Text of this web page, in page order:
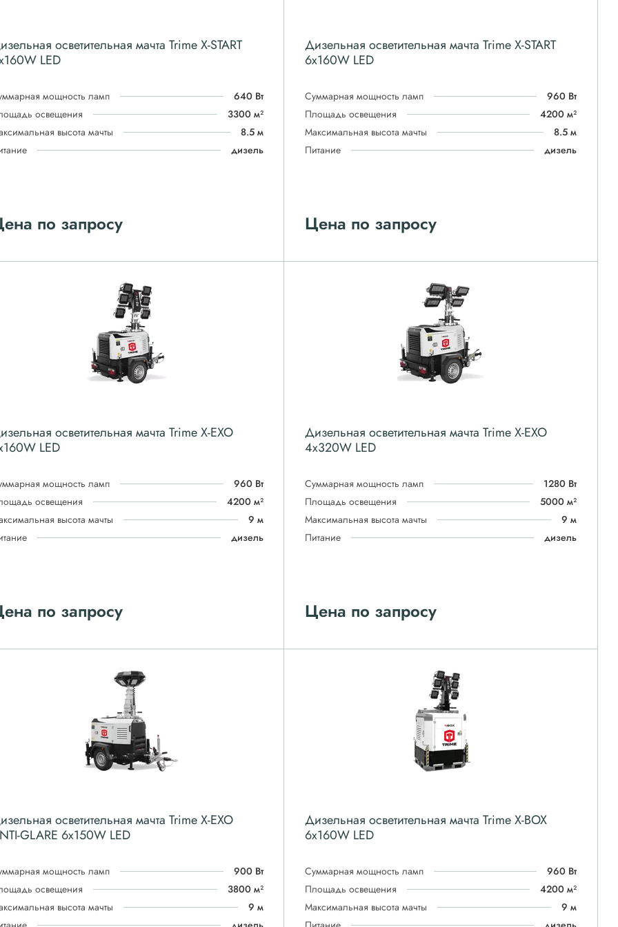
осветительная мачта Trime X-START
LED
мощность ламп
640 Вт
освещения
3300 м²
высота мачты
8.5 м
дизель
по запросу
Дизельная осветительная мачта Trime X-START
6x160W LED
Суммарная мощность ламп
960 Вт
Площадь освещения
4200 м²
Максимальная высота мачты
8.5 м
Питание
дизель
Цена по запросу
осветительная мачта Trime X-EXO
LED
мощность ламп
960 Вт
освещения
4200 м²
высота мачты
9 м
дизель
по запросу
Дизельная осветительная мачта Trime X-EXO
4x320W LED
Суммарная мощность ламп
1280 Вт
Площадь освещения
5000 м²
Максимальная высота мачты
9 м
Питание
дизель
Цена по запросу
осветительная мачта Trime X-EXO
GLARE 6x150W LED
мощность ламп
900 Вт
освещения
3800 м²
высота мачты
9 м
Дизельная осветительная мачта Trime X-BOX
6x160W LED
Суммарная мощность ламп
960 Вт
Площадь освещения
4200 м²
Максимальная высота мачты
9 м